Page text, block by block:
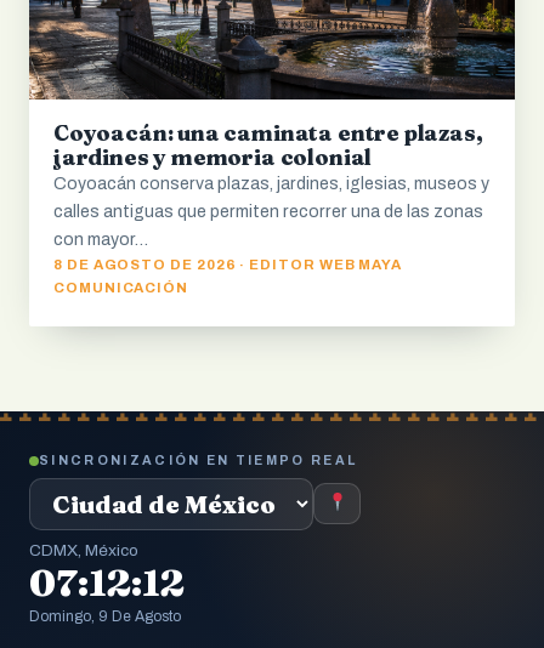
Coyoacán: una caminata entre plazas,
jardines y memoria colonial
Coyoacán conserva plazas, jardines, iglesias, museos y
calles antiguas que permiten recorrer una de las zonas
con mayor…
8 DE AGOSTO DE 2026 · EDITOR WEB MAYA
COMUNICACIÓN
SINCRONIZACIÓN EN TIEMPO REAL
CDMX, México
07:12:12
Domingo, 9 De Agosto